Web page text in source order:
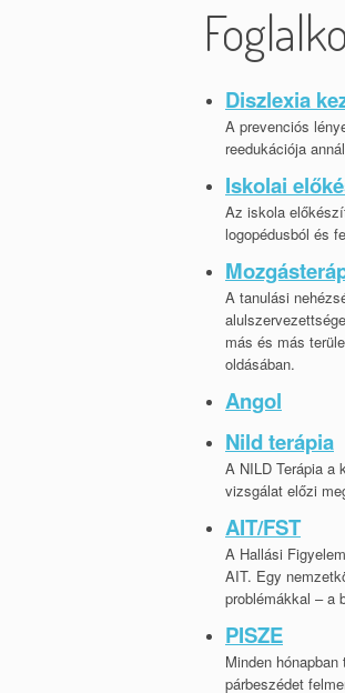
Diszlexia
A prevenciós
reedukációja
Iskolai
Az iskola
logopédusból és
A tanulási
más és más
oldásában.
Angol
Nild terápia
A NILD Terápia a
vizsgálat előzi
AIT/FST
A Hallási
AIT. Egy
problémákkal – a
PISZE
Minden
párbeszédet